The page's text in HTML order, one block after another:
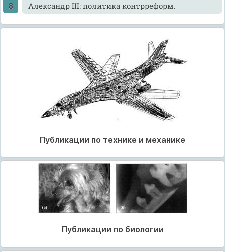
Александр III: политика контрреформ.
Публикации по технике и механике
Публикации по биологии